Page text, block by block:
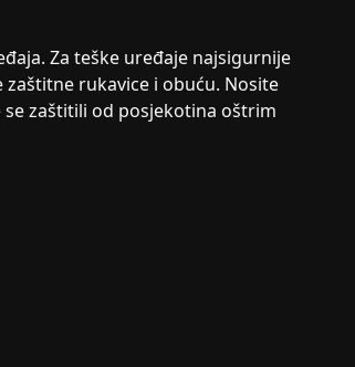
Za teške uređaje najsigurnije
rukavice i obuću. Nosite
zaštitili od posjekotina oštrim